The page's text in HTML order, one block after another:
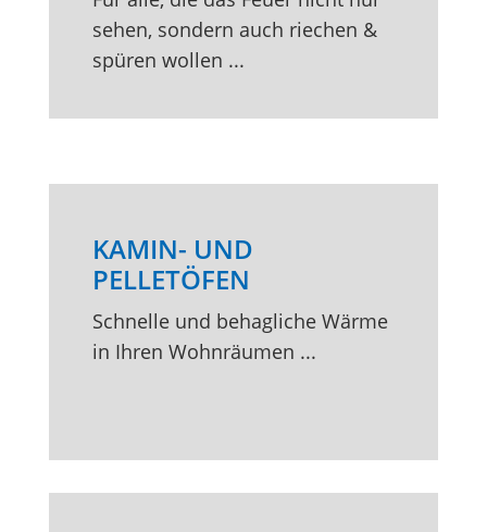
sehen, sondern auch riechen &
spüren wollen ...
KAMIN- UND
PELLETÖFEN
Schnelle und behagliche Wärme
in Ihren Wohnräumen ...